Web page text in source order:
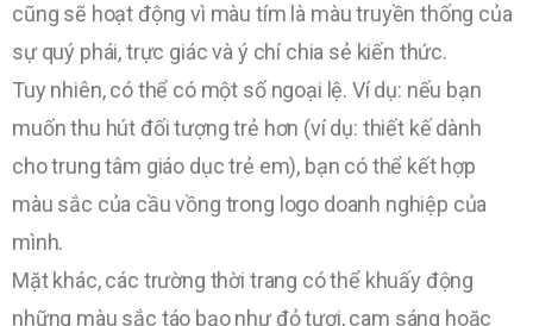
cũng sẽ hoạt động vì màu tím là màu truyền thống của
sự quý phái, trực giác và ý chí chia sẻ kiến thức.
Tuy nhiên, có thể có một số ngoại lệ. Ví dụ: nếu bạn
muốn thu hút đối tượng trẻ hơn (ví dụ: thiết kế dành
cho trung tâm giáo dục trẻ em), bạn có thể kết hợp
màu sắc của cầu vồng trong logo doanh nghiệp của
mình.
Mặt khác, các trường thời trang có thể khuấy động
những màu sắc táo bạo như đỏ tươi, cam sáng hoặc